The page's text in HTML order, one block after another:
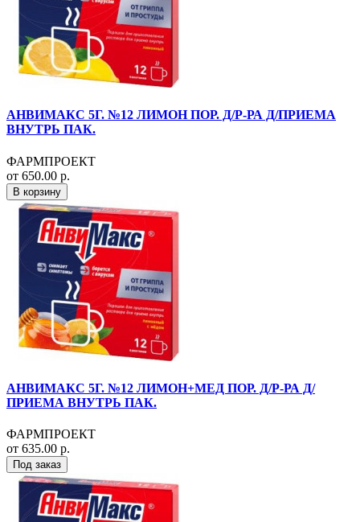
АНВИМАКС 5Г. №12 ЛИМОН ПОР. Д/Р-РА Д/ПРИЕМА
ВНУТРЬ ПАК.
ФАРМПРОЕКТ
от 650.00 р.
В корзину
АНВИМАКС 5Г. №12 ЛИМОН+МЕД ПОР. Д/Р-РА Д/
ПРИЕМА ВНУТРЬ ПАК.
ФАРМПРОЕКТ
от 635.00 р.
Под заказ